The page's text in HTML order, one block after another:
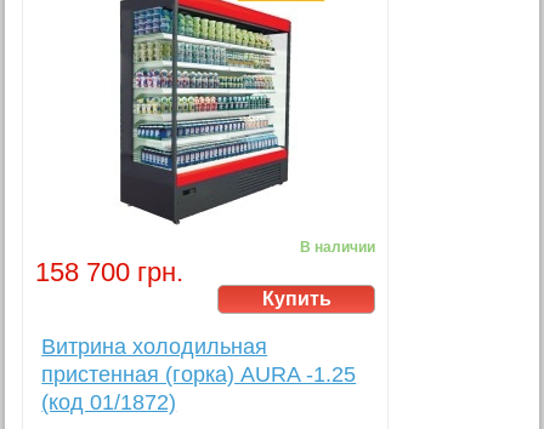
158 700 грн.
В наличии
Витрина холодильная
пристенная (горка) AURA -1.25
(код 01/1872)